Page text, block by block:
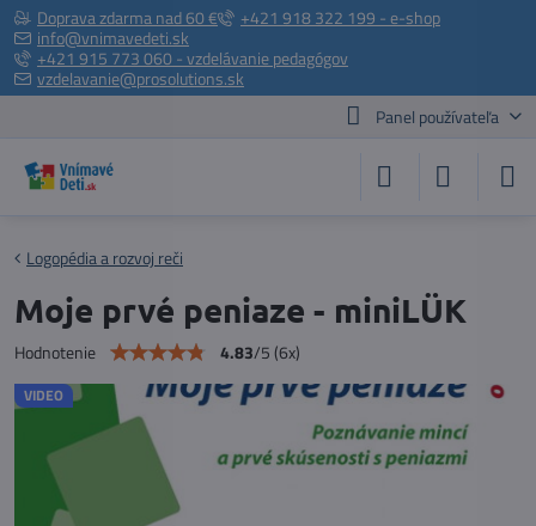
Doprava zdarma nad 60 €
+421 918 322 199 - e-shop
info@vnimavedeti.sk
+421 915 773 060 - vzdelávanie pedagógov
vzdelavanie@prosolutions.sk
Panel používateľa
VIDEO
Logopédia a rozvoj reči
Moje prvé peniaze - miniLÜK
Hodnotenie 4.83/5(6x)